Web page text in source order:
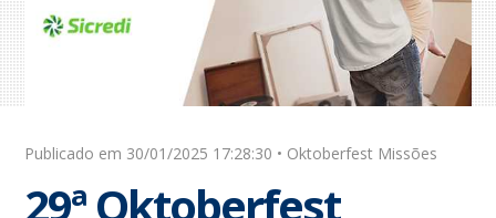
Publicado em 30/01/2025 17:28:30 • Oktoberfest Missões
29ª Oktoberfest